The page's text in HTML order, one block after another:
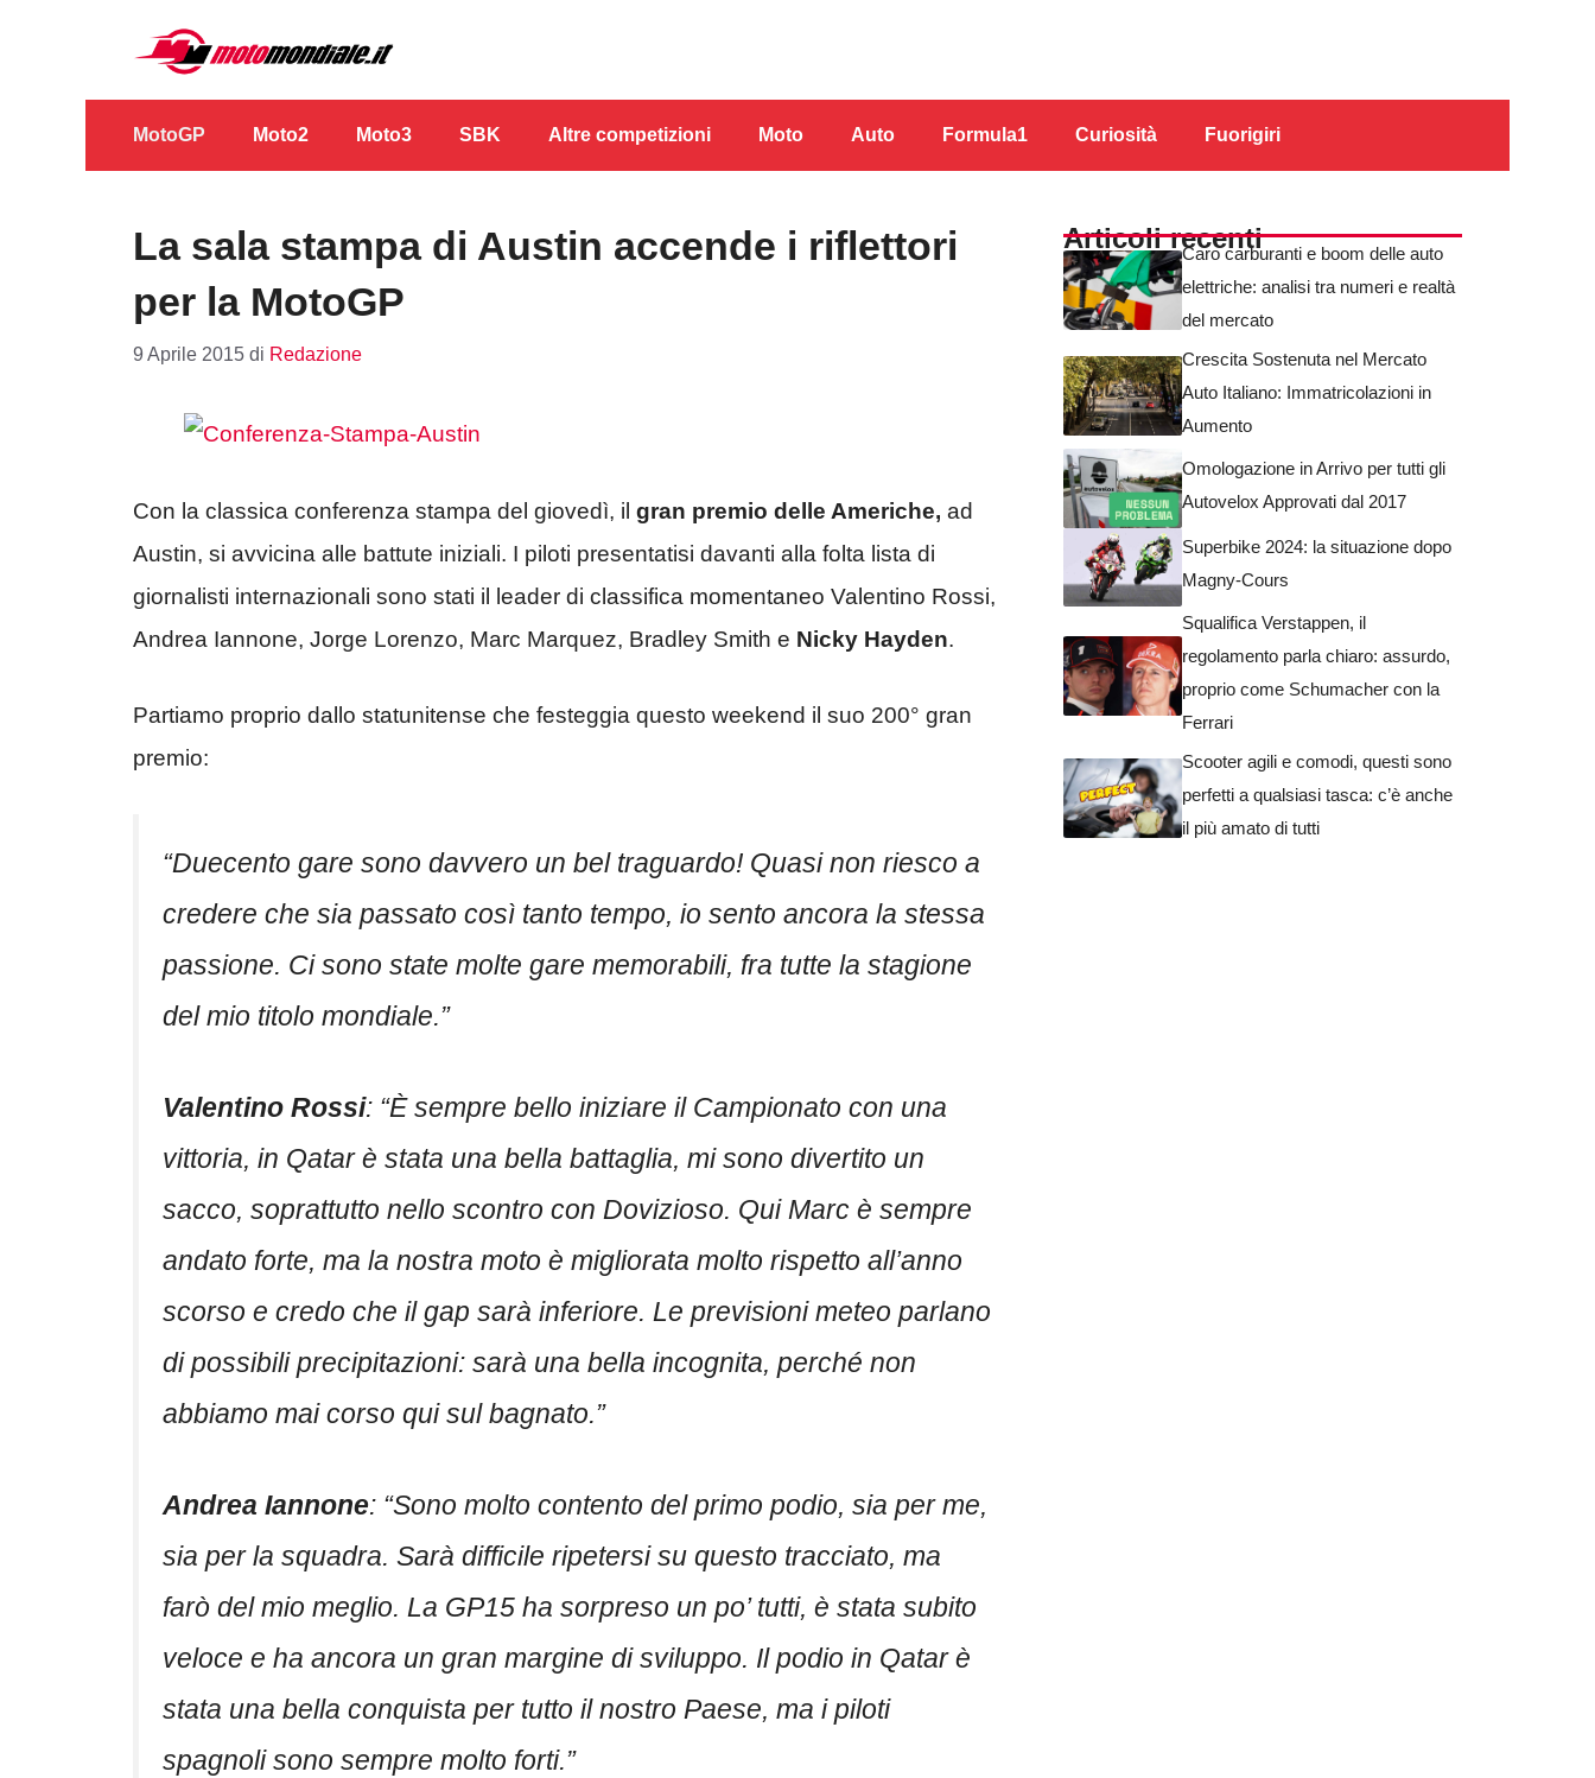
contenuto
MotoGP Moto2 Moto3 SBK Altre competizioni Moto Auto Formula1 Curiosità Fuorigiri
La sala stampa di Austin accende i riflettori
per la MotoGP
9 Aprile 2015 di Redazione
Con la classica conferenza stampa del giovedì, il gran premio delle Americhe, ad
Austin, si avvicina alle battute iniziali. I piloti presentatisi davanti alla folta lista di
giornalisti internazionali sono stati il leader di classifica momentaneo Valentino Rossi,
Andrea Iannone, Jorge Lorenzo, Marc Marquez, Bradley Smith e Nicky Hayden.
Partiamo proprio dallo statunitense che festeggia questo weekend il suo 200° gran
premio:
“Duecento gare sono davvero un bel traguardo! Quasi non riesco a
credere che sia passato così tanto tempo, io sento ancora la stessa
passione. Ci sono state molte gare memorabili, fra tutte la stagione
del mio titolo mondiale.”
Valentino Rossi: “È sempre bello iniziare il Campionato con una
vittoria, in Qatar è stata una bella battaglia, mi sono divertito un
sacco, soprattutto nello scontro con Dovizioso. Qui Marc è sempre
andato forte, ma la nostra moto è migliorata molto rispetto all’anno
scorso e credo che il gap sarà inferiore. Le previsioni meteo parlano
di possibili precipitazioni: sarà una bella incognita, perché non
abbiamo mai corso qui sul bagnato.”
Andrea Iannone: “Sono molto contento del primo podio, sia per me,
sia per la squadra. Sarà difficile ripetersi su questo tracciato, ma
farò del mio meglio. La GP15 ha sorpreso un po’ tutti, è stata subito
veloce e ha ancora un gran margine di sviluppo. Il podio in Qatar è
stata una bella conquista per tutto il nostro Paese, ma i piloti
spagnoli sono sempre molto forti.”
Articoli recentiCaro carburanti e boom delle auto
elettriche: analisi tra numeri e realtà
del mercato
Crescita Sostenuta nel Mercato
Auto Italiano: Immatricolazioni in
Aumento
Omologazione in Arrivo per tutti gli
Autovelox Approvati dal 2017
Superbike 2024: la situazione dopo
Magny-Cours
Squalifica Verstappen, il
regolamento parla chiaro: assurdo,
proprio come Schumacher con la
Ferrari
Scooter agili e comodi, questi sono
perfetti a qualsiasi tasca: c’è anche
il più amato di tutti